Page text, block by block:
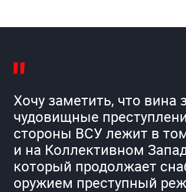
Хочу заметить, что вина
чудовищные
стороны ВСУ лежит в
и на Коллективном
который продолжает
оружием преступный